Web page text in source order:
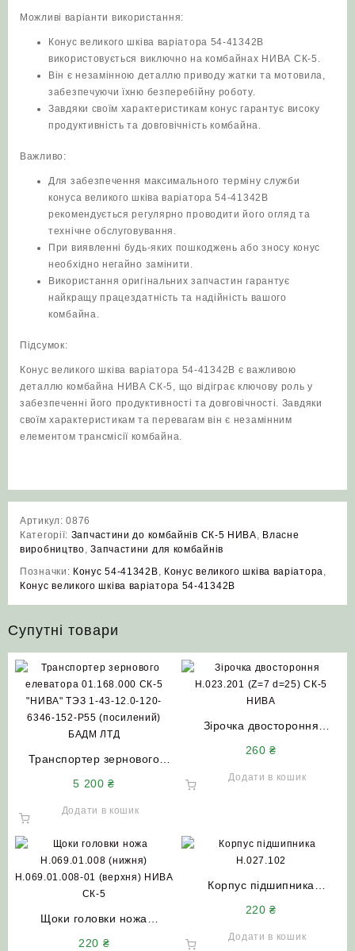
Можливі варіанти використання:
Конус великого шківа варіатора 54-41342В
використовується виключно на комбайнах НИВА СК-5.
Він є незамінною деталлю приводу жатки та мотовила,
забезпечуючи їхню безперебійну роботу.
Завдяки своїм характеристикам конус гарантує високу
продуктивність та довговічність комбайна.
Важливо:
Для забезпечення максимального терміну служби
конуса великого шківа варіатора 54-41342В
рекомендується регулярно проводити його огляд та
технічне обслуговування.
При виявленні будь-яких пошкоджень або зносу конус
необхідно негайно замінити.
Використання оригінальних запчастин гарантує
найкращу працездатність та надійність вашого
комбайна.
Підсумок:
Конус великого шківа варіатора 54-41342В є важливою
деталлю комбайна НИВА СК-5, що відіграє ключову роль у
забезпеченні його продуктивності та довговічності. Завдяки
своїм характеристикам та перевагам він є незамінним
елементом трансмісії комбайна.
Артикул:0876
Категорії: Запчастини до комбайнів СК-5 НИВА, Власне
виробництво,Запчастини для комбайнів
Позначки: Конус 54-41342В, Конус великого шківа варіатора,
Конус великого шківа варіатора 54-41342В
Супутні товари
Транспортер зернового
6346-152-Р55 (посилений)
5 200₴
Додати в кошик
Зірочка двостороння
260₴
Додати в кошик
Щоки головки ножа
220 ₴
Корпус підшипника
НИВА-СК5 ДОН-1500
220₴
Додати в кошик